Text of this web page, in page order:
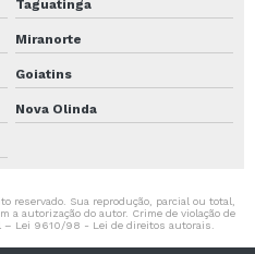
Taguatinga
Miranorte
Goiatins
Nova Olinda
reservado. Sua reprodução, parcial ou total,
a autorização do autor. Crime de violação de
– Lei 9610/98 - Lei de direitos autorais